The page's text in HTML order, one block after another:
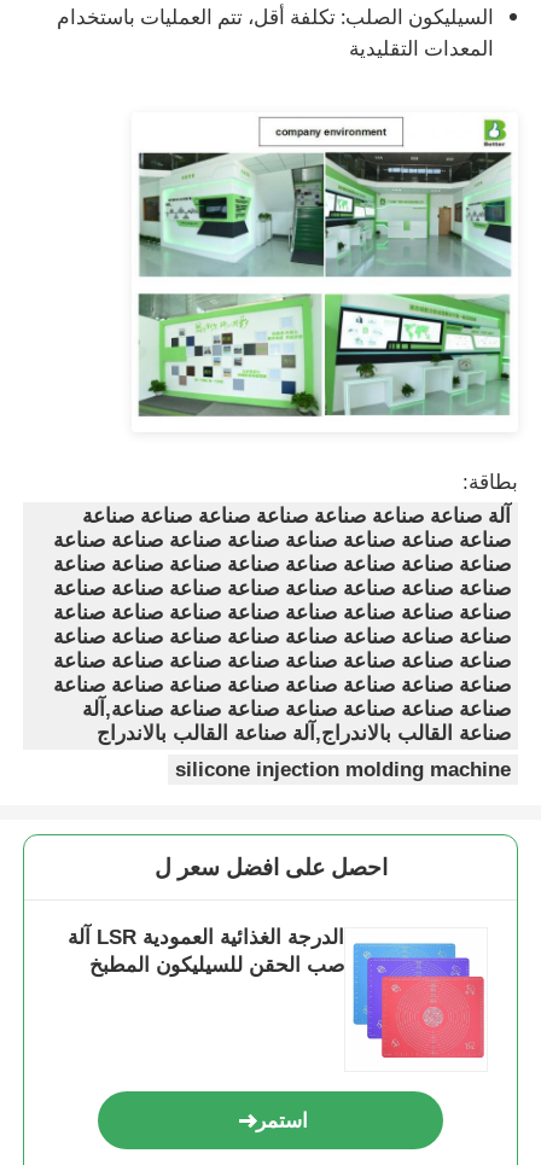
السيليكون الصلب: تكلفة أقل، تتم العمليات باستخدام
المعدات التقليدية
بطاقة:
آلة صناعة صناعة صناعة صناعة صناعة صناعة صناعة
صناعة صناعة صناعة صناعة صناعة صناعة صناعة صناعة
صناعة صناعة صناعة صناعة صناعة صناعة صناعة صناعة
صناعة صناعة صناعة صناعة صناعة صناعة صناعة صناعة
صناعة صناعة صناعة صناعة صناعة صناعة صناعة صناعة
صناعة صناعة صناعة صناعة صناعة صناعة صناعة صناعة
صناعة صناعة صناعة صناعة صناعة صناعة صناعة صناعة
صناعة صناعة صناعة صناعة صناعة صناعة صناعة صناعة
صناعة صناعة صناعة صناعة صناعة صناعة صناعة,آلة
صناعة القالب بالاندراج,آلة صناعة القالب بالاندراج
silicone injection molding machine
احصل على افضل سعر ل
الدرجة الغذائية العمودية LSR آلة
صب الحقن للسيليكون المطبخ
استمر